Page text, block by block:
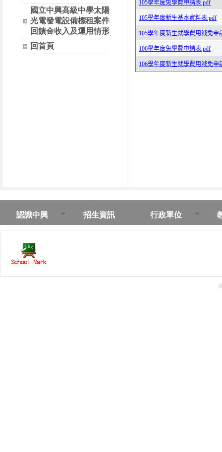
國立中興高級中學太陽
光電發電設備標租案件
回饋金收入及運用情形
回首頁
認識中興 招生資訊 行政單位